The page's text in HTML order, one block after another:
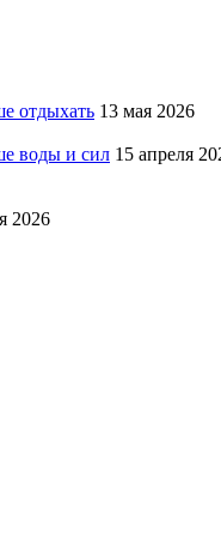
отдыхать 13 мая 2026
воды и сил 15 апреля
2026